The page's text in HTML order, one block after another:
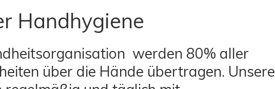
Handhygiene
werden 80% aller
über die Hände übertragen. Unsere